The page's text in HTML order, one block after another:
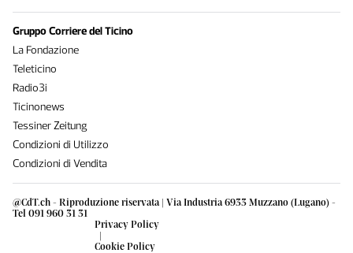
@CdT.ch - Riproduzione riservata | Via Industria 6933 Muzzano (Lugano) -
Tel 091 960 31 31
Privacy Policy
|
Cookie Policy
Gruppo Corriere del Ticino
La Fondazione
Teleticino
Radio3i
Ticinonews
Tessiner Zeitung
Condizioni di Utilizzo
Condizioni di Vendita